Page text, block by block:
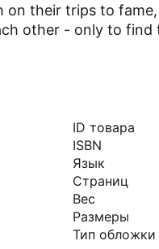
their trips to
other - only to find
ID товара
ISBN
Язык
Страниц
Вес
Размеры
Тип обложки